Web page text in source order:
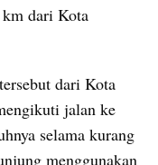
dari Kota
dari Kota
jalan ke
selama kurang
menggunakan